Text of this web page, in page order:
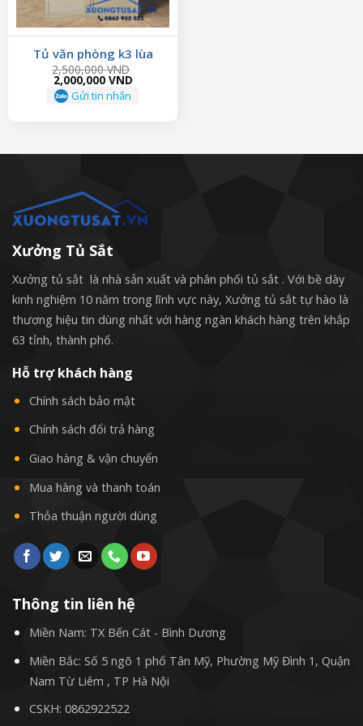
Tủ văn phòng k3 lùa
2,500,000VND
Original
price
was:
2,000,000 VNDCurrent
Gửi tin nhắn
Xưởng Tủ Sắt
Xưởng tủ sắt là nhà sản xuất và phân phối tủ sắt . Với bề dày
kinh nghiệm 10 năm trong lĩnh vực này, Xưởng tủ sắt tự hào là
thương hiệu tin dùng nhất với hàng ngàn khách hàng trên khắp
63 tỉnh, thành phố.
Hỗ trợ khách hàng
Chính sách bảo mật
Chính sách đổi trả hàng
Giao hàng & vận chuyển
Mua hàng và thanh toán
Thỏa thuận người dùng
Thông tin liên hệ
Miền Nam: TX Bến Cát - Bình Dương
Miền Bắc: Số 5 ngõ 1 phố Tân Mỹ, Phường Mỹ Đình 1, Quận
Nam Từ Liêm , TP Hà Nội
CSKH: 0862922522